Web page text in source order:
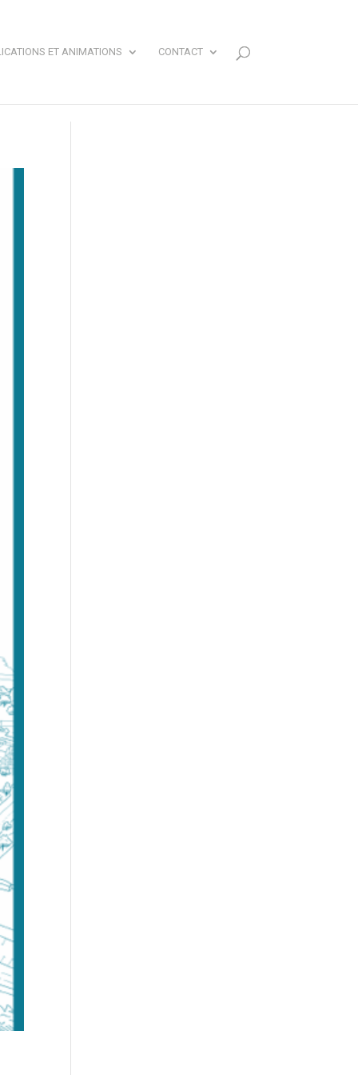
ET ANIMATIONS CONTACT